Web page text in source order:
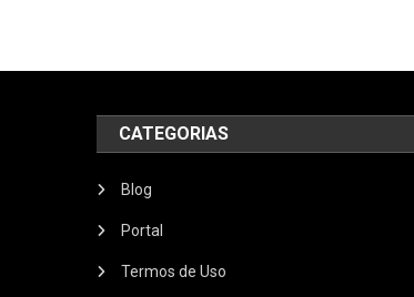
CATEGORIAS
Blog
Portal
Termos de Uso